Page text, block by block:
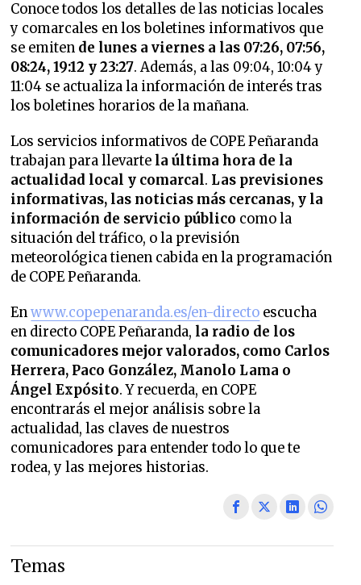
Conoce todos los detalles de las noticias locales
y comarcales en los boletines informativos que
se emiten de lunes a viernes a las 07:26, 07:56,
08:24, 19:12 y 23:27. Además, a las 09:04, 10:04 y
11:04 se actualiza la información de interés tras
los boletines horarios de la mañana.
Los servicios informativos de COPE Peñaranda
trabajan para llevarte la última hora de la
actualidad local y comarcal. Las previsiones
informativas, las noticias más cercanas, y la
información de servicio público como la
situación del tráfico, o la previsión
meteorológica tienen cabida en la programación
de COPE Peñaranda.
Enwww.copepenaranda.es/en-directo escucha
en directo COPE Peñaranda, la radio de los
comunicadores mejor valorados, como Carlos
Herrera, Paco González, Manolo Lama o
Ángel Expósito. Y recuerda, en COPE
encontrarás el mejor análisis sobre la
actualidad, las claves de nuestros
comunicadores para entender todo lo que te
rodea, y las mejores historias.
Temas